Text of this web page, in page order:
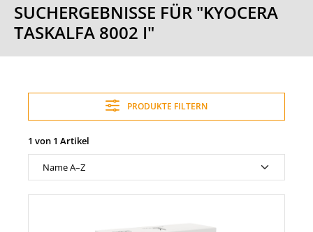
SUCHERGEBNISSE FÜR "KYOCERA
TASKALFA 8002 I"
PRODUKTE FILTERN
1 von 1 Artikel